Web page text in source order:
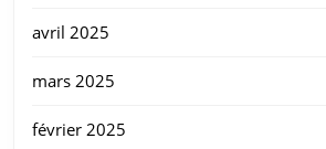
avril 2025
mars 2025
février 2025